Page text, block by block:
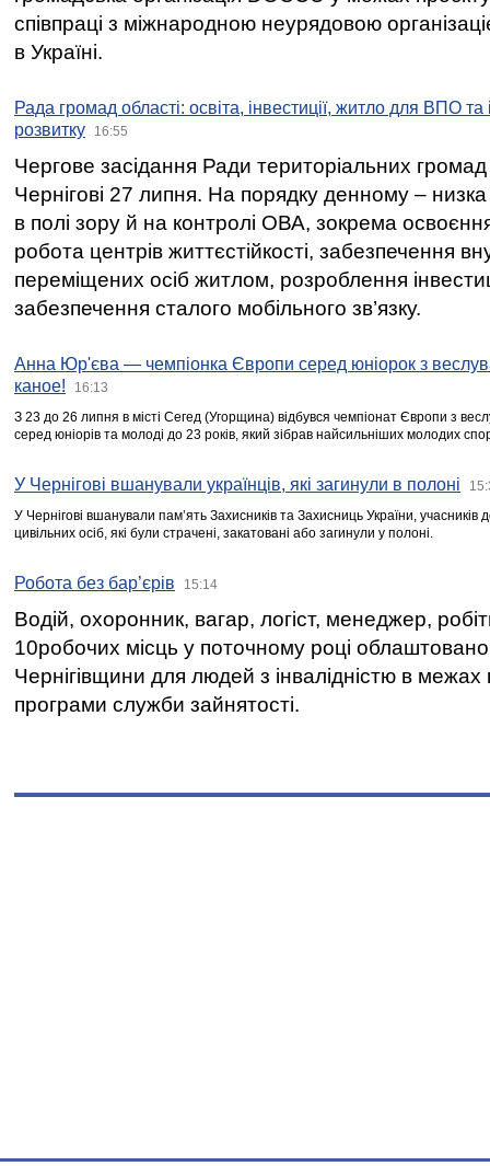
співпраці з міжнародною неурядовою
в Україні.
Рада громад області: освіта, інвестиції, житло для ВПО
розвитку
16:55
Чергове засідання Ради територіальних громад
Чернігові 27 липня. На порядку денному –
в полі зору й на контролі ОВА, зокрема освоєння
робота центрів життєстійкості, забезпечення
переміщених осіб житлом, розроблення
забезпечення сталого мобільного зв’язку.
Анна Юр'єва — чемпіонка Європи серед юніорок з
каное!
16:13
З 23 до 26 липня в місті Сегед (Угорщина) відбувся чемпіонат Європи з
серед юніорів та молоді до 23 років, який зібрав найсильніших молодих
У Чернігові вшанували українців, які загинули в полоні
У Чернігові вшанували пам’ять Захисників та Захисниць України,
цивільних осіб, які були страчені, закатовані або загинули у полоні.
Робота без бар’єрів 15:14
Водій, охоронник, вагар, логіст, менеджер,
10робочих місць у поточному році
Чернігівщини для людей з інвалідністю в межах
програми служби зайнятості.